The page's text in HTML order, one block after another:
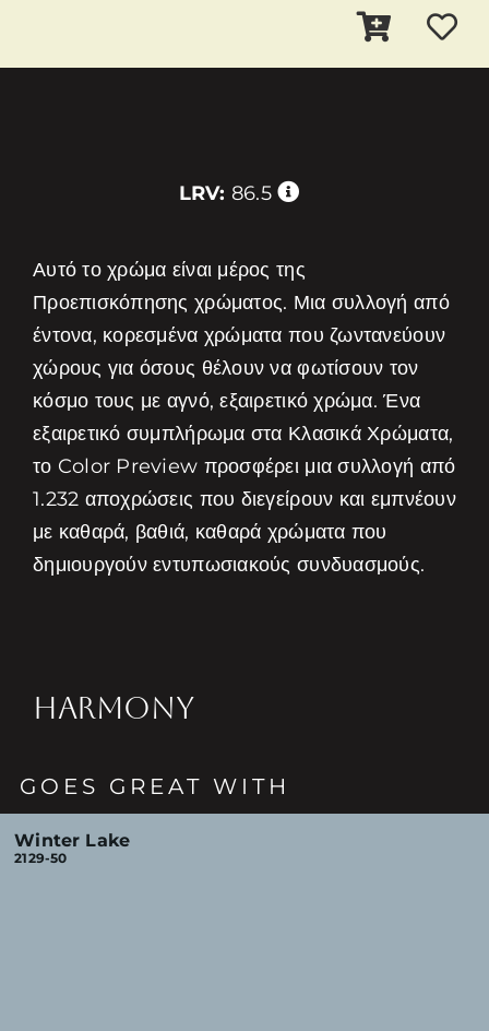
LRV: 86.5
Αυτό το χρώμα είναι μέρος της
Προεπισκόπησης χρώματος. Μια συλλογή από
έντονα, κορεσμένα χρώματα που ζωντανεύουν
χώρους για όσους θέλουν να φωτίσουν τον
κόσμο τους με αγνό, εξαιρετικό χρώμα. Ένα
εξαιρετικό συμπλήρωμα στα Κλασικά Χρώματα,
το Color Preview προσφέρει μια συλλογή από
1.232 αποχρώσεις που διεγείρουν και εμπνέουν
με καθαρά, βαθιά, καθαρά χρώματα που
δημιουργούν εντυπωσιακούς συνδυασμούς.
HARMONY
GOES GREAT WITH
Winter Lake
2129-50